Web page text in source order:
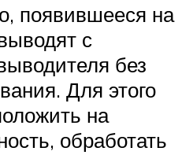
появившееся на
с
без
Для этого
на
обработать